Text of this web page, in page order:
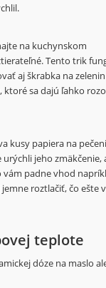
na kuchynskom
Tento trik
aj škrabka na
ktoré sa dajú ľahko
kusy papiera na
jeho zmäkčenie,
vám padne vhod
roztlačiť, čo ešte
teplote
dóze na maslo